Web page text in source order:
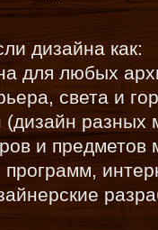
дизайна как:
для любых
света и
разных
и предметов